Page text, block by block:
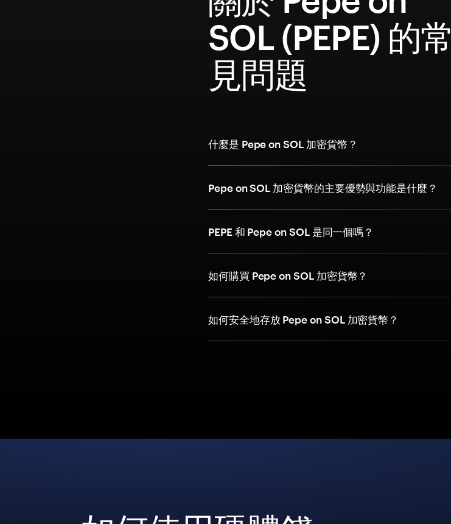
SOL (PEPE) 的常
見問題
什麼是 Pepe on SOL 加密貨幣？
Pepe on SOL 加密貨幣的主要優勢與功能是什麼？
PEPE 和 Pepe on SOL 是同一個嗎？
如何購買 Pepe on SOL 加密貨幣？
如何安全地存放 Pepe on SOL 加密貨幣？